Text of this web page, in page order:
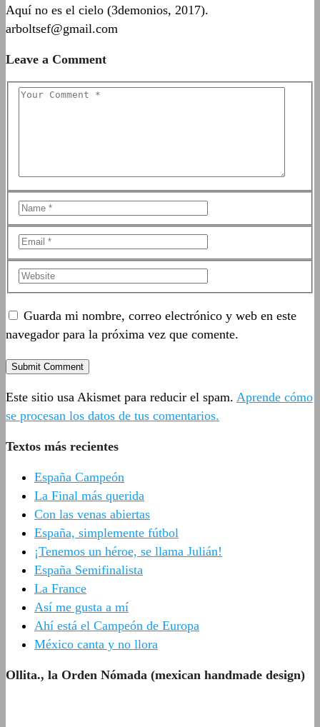
Aquí no es el cielo (3demonios, 2017).
arboltsef@gmail.com
Leave a Comment
Guarda mi nombre, correo electrónico y web en este
navegador para la próxima vez que comente.
Este sitio usa Akismet para reducir el spam. Aprende cómo
se procesan los datos de tus comentarios.
Textos más recientes
España Campeón
La Final más querida
Con las venas abiertas
España, simplemente fútbol
¡Tenemos un héroe, se llama Julián!
España Semifinalista
La France
Así me gusta a mí
Ahí está el Campeón de Europa
México canta y no llora
Ollita., la Orden Nómada (mexican handmade design)